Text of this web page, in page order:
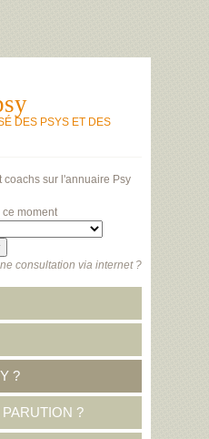
DES PSYS ET DES
coachs sur l'annuaire Psy
moment
consultation via internet ?
?
?